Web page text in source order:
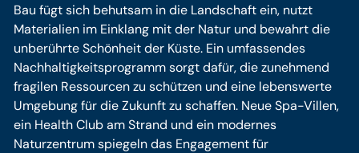
Bau fügt sich behutsam in die Landschaft ein, nutzt
Materialien im Einklang mit der Natur und bewahrt die
unberührte Schönheit der Küste. Ein umfassendes
Nachhaltigkeitsprogramm sorgt dafür, die zunehmend
fragilen Ressourcen zu schützen und eine lebenswerte
Umgebung für die Zukunft zu schaffen. Neue Spa-Villen,
ein Health Club am Strand und ein modernes
Naturzentrum spiegeln das Engagement für